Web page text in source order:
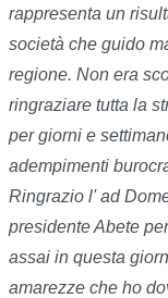
rappresenta un
società che guido
regione. Non era
ringraziare tutta la
per giorni e
adempimenti
Ringrazio l' ad
presidente Abete
assai in questa
amarezze che ho